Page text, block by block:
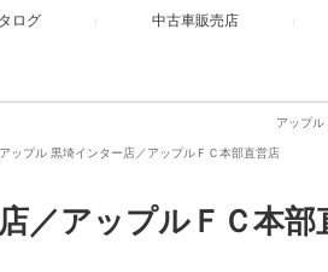
ログ 中古車販売店
アップル
アップル 黒埼インター店／アップルＦＣ本部直営店
／アップルＦＣ本部